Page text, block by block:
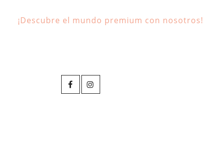
¡Descubre el mundo premium con nosotros!